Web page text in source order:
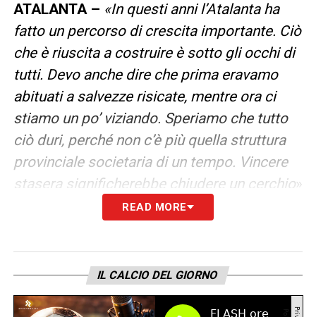
ATALANTA – «In questi anni l’Atalanta ha
fatto un percorso di crescita importante. Ciò
che è riuscita a costruire è sotto gli occhi di
tutti. Devo anche dire che prima eravamo
abituati a salvezze risicate, mentre ora ci
stiamo un po’ viziando. Speriamo che tutto
ciò duri, perché non c’è più quella struttura
provinciale societaria di un tempo. Vincere
stasera significherebbe chiudere un cerchio»
CHIAVE TATTICA –«Mi aspetto marcature
snaturarsi, giocando il calcio che l’ha
sempre premiata. Non vedrei male uno
schieramento offensivo, magari con
READ MORE
IL CALCIO DEL GIORNO